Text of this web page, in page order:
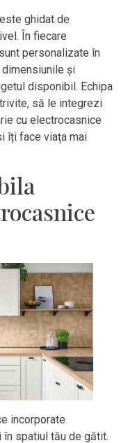
ghidat de
În fiecare
personalizate în
și
disponibil. Echipa
să le integrezi
cu electrocasnice
îți face viața mai
incorporate
spatiul tău de gătit.